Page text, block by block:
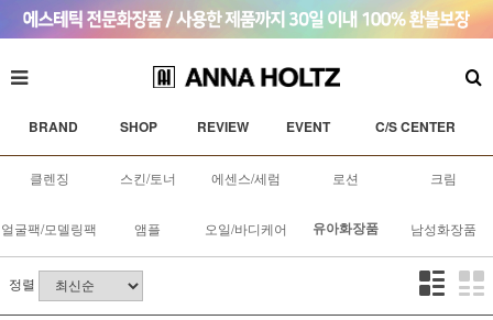
BRAND SHOP REVIEW EVENT C/S CENTER
클렌징 스킨/토너 에센스/세럼 로션 크림
얼굴팩/모델링팩 앰플 오일/바디케어 유아화장품 남성화장품
정렬